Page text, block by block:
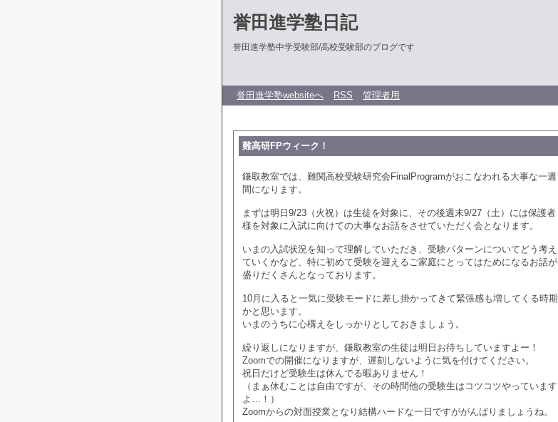
誉田進学塾日記
誉田進学塾中学受験部/高校受験部のブログです
誉田進学塾websiteへ RSS 管理者用
難高研FPウィーク！
鎌取教室では、難関高校受験研究会FinalProgramがおこなわれる大事な一週
間になります。
まずは明日9/23（火祝）は生徒を対象に、その後週末9/27（土）には保護者
様を対象に入試に向けての大事なお話をさせていただく会となります。
いまの入試状況を知って理解していただき、受験パターンについてどう考え
ていくかなど、特に初めて受験を迎えるご家庭にとってはためになるお話が
盛りだくさんとなっております。
10月に入ると一気に受験モードに差し掛かってきて緊張感も増してくる時期
かと思います。
いまのうちに心構えをしっかりとしておきましょう。
繰り返しになりますが、鎌取教室の生徒は明日お待ちしていますよー！
Zoomでの開催になりますが、遅刻しないように気を付けてください。
祝日だけど受験生は休んでる暇ありません！
（まぁ休むことは自由ですが、その時間他の受験生はコツコツやっています
よ…！）
Zoomからの対面授業となり結構ハードな一日ですががんばりましょうね。